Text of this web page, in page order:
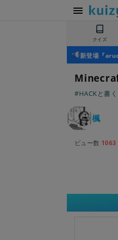
クイズ
新登場『
#HACKと書
楓
ビュー数 1063